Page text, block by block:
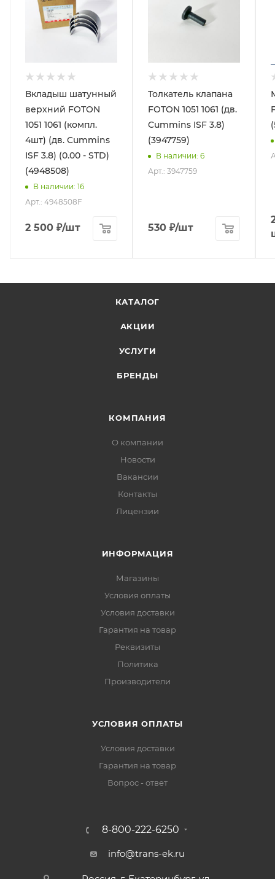
Вкладыш шатунный
верхний FOTON
1051 1061 (компл.
4шт) (дв. Cummins
ISF 3.8) (0.00 - STD)
(4948508)
В наличии: 16
Арт.: 4948508F
2 500 ₽/шт
Толкатель клапана
FOTON 1051 1061 (дв.
Cummins ISF 3.8)
(3947759)
В наличии: 6
Арт.: 3947759
530 ₽/шт
КАТАЛОГ
АКЦИИ
УСЛУГИ
БРЕНДЫ
КОМПАНИЯ
О компании
Новости
Вакансии
Контакты
Лицензии
ИНФОРМАЦИЯ
Магазины
Условия оплаты
Условия доставки
Гарантия на товар
Реквизиты
Политика
Производители
УСЛОВИЯ ОПЛАТЫ
Условия доставки
Гарантия на товар
Вопрос - ответ
8-800-222-6250
info@trans-ek.ru